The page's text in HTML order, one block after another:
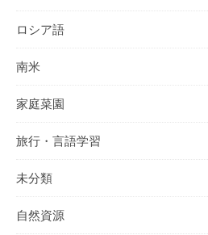
ロシア語
南米
家庭菜園
旅行・言語学習
未分類
自然資源